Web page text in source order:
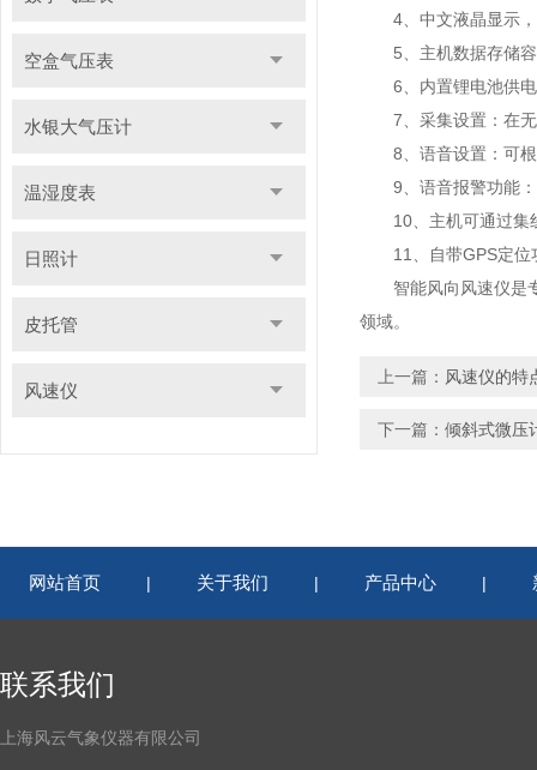
空盒气压表
水银大气压计
温湿度表
日照计
皮托管
风速仪
4、中文液晶显示，
5、主机数据存储容
6、内置锂电池供电
7、采集设置：在无
8、语音设置：可根
9、语音报警功能：
10、主机可通过集线
11、自带GPS定位
智能风向风速仪是专
领域。
上一篇： 风速仪的特
下一篇： 倾斜式微压
网站首页 | 关于我们 | 产品中心 |
联系我们
上海风云气象仪器有限公司